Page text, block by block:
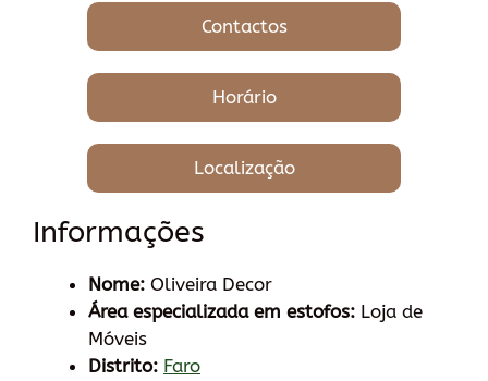
Contactos
Horário
Localização
Informações
Nome: Oliveira Decor
Área especializada em estofos: Loja de
Móveis
Distrito: Faro